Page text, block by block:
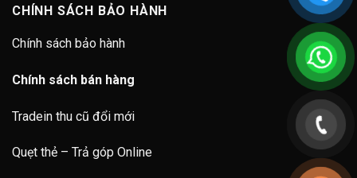
CHÍNH SÁCH BẢO HÀNH
Chính sách bảo hành
Chính sách bán hàng
Tradein thu cũ đổi mới
Quẹt thẻ – Trả góp Online